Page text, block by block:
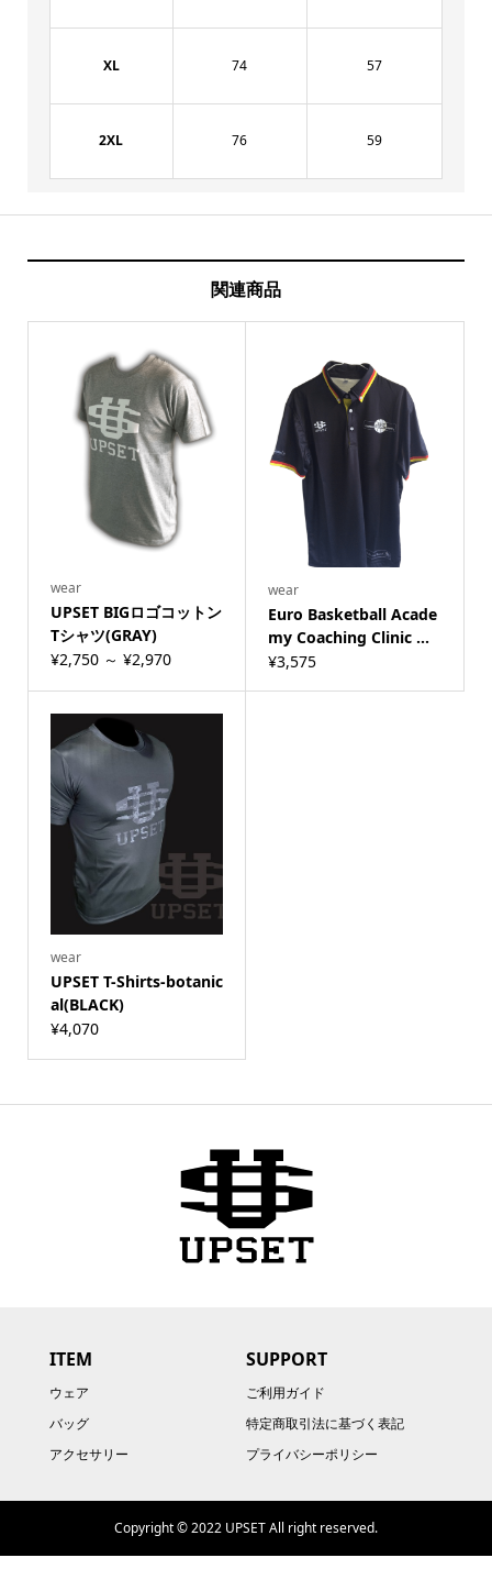
XL 74 57
2XL 76 59
関連商品
wear
UPSET BIGロゴコットン
Tシャツ(GRAY)
¥2,750～ ¥2,970
wear
Euro Basketball Acade
my Coaching Clinic ...
¥3,575
wear
UPSET T-Shirts-botanic
al(BLACK)
¥4,070
ITEM
ウェア
バッグ
アクセサリー
SUPPORT
ご利用ガイド
特定商取引法に基づく表記
プライバシーポリシー
Copyright © 2022 UPSET All right reserved.